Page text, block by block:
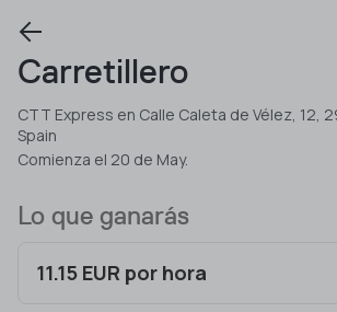
Carretillero
CTT Express en Calle Caleta de Vélez, 12,
Spain
Comienza el 20 de May.
Lo que ganarás
11.15 EUR por hora